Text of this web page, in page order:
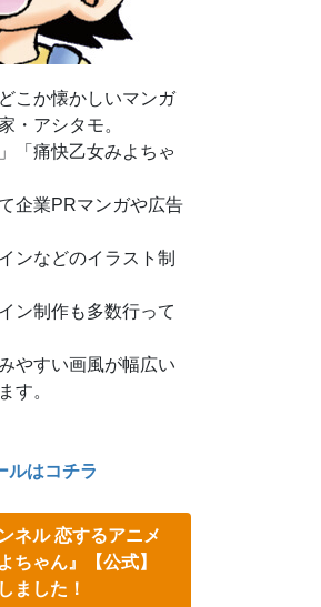
こか懐かしいマンガ
・アシタモ。
「痛快乙女みよちゃ
企業PRマンガや広告
ンなどのイラスト制
ン制作も多数行って
やすい画風が幅広い
す。
ルはコチラ
ネル 恋するアニメ
ちゃん』【公式】
ました！